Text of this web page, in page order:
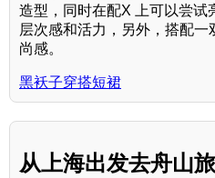
造型，同时在配X 上可以尝试
层次感和活力，另外，搭配
尚感。
黑袄子穿搭短裙
从上海出发去舟山